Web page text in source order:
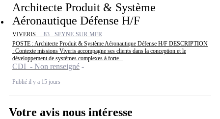
Architecte Produit & Système
Aéronautique Défense H/F
VIVERIS. - 83 - SEYNE-SUR-MER
POSTE : Architecte Produit & Système Aéronautique Défense H/F DESCRIPTION
: Contexte missions Viveris accompagne ses clients dans la conception et le
développement de systèmes complexes à forte...
CDI - Non renseigné
Publié il y a 15 jours
Votre avis nous intéresse